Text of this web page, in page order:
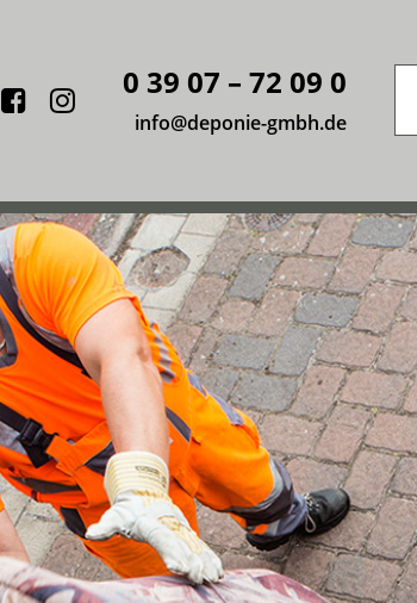
Facebook
Instagram
0 39 07 – 72 09 0
info@deponie-gmbh.de